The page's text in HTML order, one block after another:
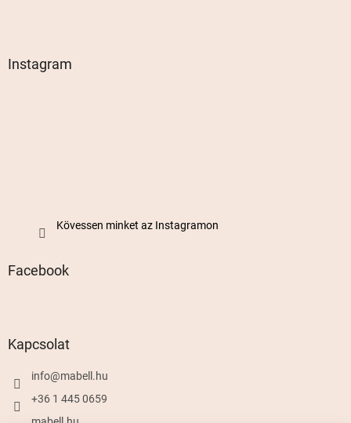
Instagram
Kövessen minket az Instagramon
Facebook
Kapcsolat
info@mabell.hu
+36 1 445 0659